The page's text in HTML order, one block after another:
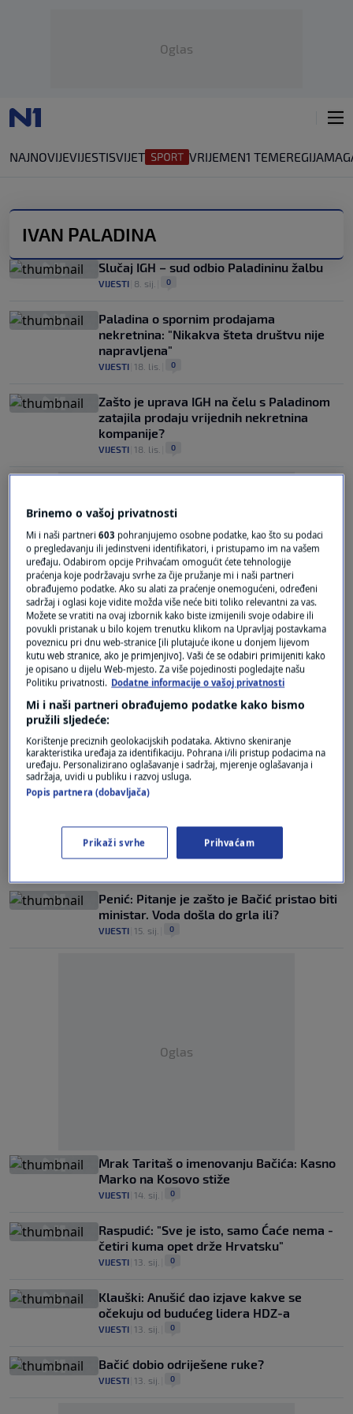
Oglas
NAJNOVIJEVIJESTISVIJET VRIJEMEN1 TEMEREGIJA
IVAN PALADINA
Slučaj IGH – sud odbio Paladininu žalbu
VIJESTI 8. sij. 0
Paladina o spornim prodajama
nekretnina: "Nikakva šteta društvu nije
napravljena"
VIJESTI 18. lis. 0
Zašto je uprava IGH na čelu s Paladinom
zatajila prodaju vrijednih nekretnina
kompanije?
VIJESTI 18. lis. 0
Oglas
Glasnogovornik Županijskog suda:
Paladina će biti ispitan tek ako istraga
postane pravomoćna
N1 doznaje: Sud otvorio istragu protiv
bivšeg ministra Paladine
VIJESTI|17. lis.
Macan: Vanđelić će biti veća oporba od
oporbe
Penić: Pitanje je zašto je Bačić pristao biti
ministar. Voda došla do grla ili?
VIJESTI 15. sij. 0
Oglas
Mrak Taritaš o imenovanju Bačića: Kasno
Marko na Kosovo stiže
VIJESTI 14. sij. 0
Raspudić: "Sve je isto, samo Ćaće nema -
četiri kuma opet drže Hrvatsku"
VIJESTI 13. sij. 0
Klauški: Anušić dao izjave kakve se
očekuju od budućeg lidera HDZ-a
VIJESTI 13. sij. 0
Bačić dobio odriješene ruke?
VIJESTI 13. sij. 0
Brinemo o vašoj privatnosti
Mi i naši partneri603 pohranjujemo osobne podatke, kao što su podaci
o pregledavanju ili jedinstveni identifikatori, i pristupamo im na vašem
uređaju. Odabirom opcije Prihvaćam omogućit ćete tehnologije
praćenja koje podržavaju svrhe za čije pružanje mi i naši partneri
obrađujemo podatke. Ako su alati za praćenje onemogućeni, određeni
sadržaj i oglasi koje vidite možda više neće biti toliko relevantni za vas.
Možete se vratiti na ovaj izbornik kako biste izmijenili svoje odabire ili
povukli pristanak u bilo kojem trenutku klikom na Upravljaj postavkama
poveznicu pri dnu web-stranice [ili plutajuće ikone u donjem lijevom
kutu web stranice, ako je primjenjivo]. Vaši će se odabiri primijeniti kako
je opisano u dijelu Web-mjesto. Za više pojedinosti pogledajte našu
Politiku privatnosti. Dodatne informacije o vašoj privatnosti
Mi i naši partneri obrađujemo podatke kako bismo
pružili sljedeće:
Korištenje preciznih geolokacijskih podataka. Aktivno skeniranje
karakteristika uređaja za identifikaciju. Pohrana i/ili pristup podacima na
uređaju. Personalizirano oglašavanje i sadržaj, mjerenje oglašavanja i
sadržaja, uvidi u publiku i razvoj usluga.
Popis partnera (dobavljača)
Prikaži svrhe Prihvaćam